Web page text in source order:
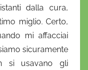
dalla cura,
miglio. Certo,
mi affacciai
sicuramente
si usavano gli